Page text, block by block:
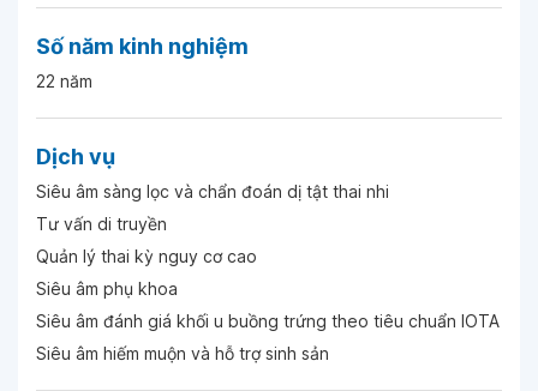
Số năm kinh nghiệm
22 năm
Dịch vụ
Siêu âm sàng lọc và chẩn đoán dị tật thai nhi
Tư vấn di truyền
Quản lý thai kỳ nguy cơ cao
Siêu âm phụ khoa
Siêu âm đánh giá khối u buồng trứng theo tiêu chuẩn IOTA
Siêu âm hiếm muộn và hỗ trợ sinh sản